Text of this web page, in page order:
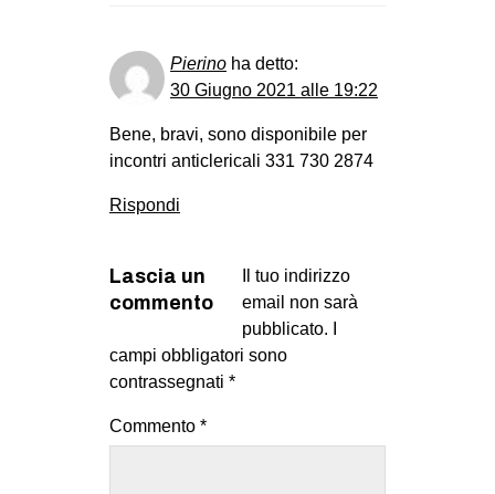
Pierino ha detto:
30 Giugno 2021 alle 19:22
Bene, bravi, sono disponibile per
incontri anticlericali 331 730 2874
Rispondi
Lascia un
commento
Il tuo indirizzo
email non sarà
pubblicato.
campi obbligatori sono
contrassegnati *
Commento *